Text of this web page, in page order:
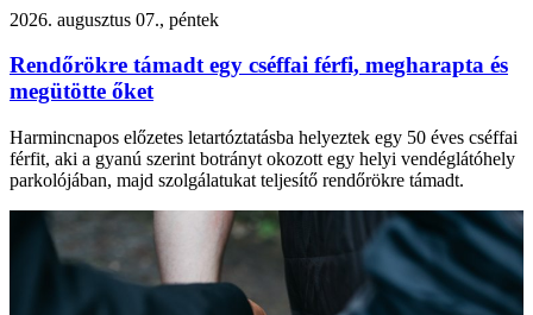
2026. augusztus 07., péntek
Rendőrökre támadt egy cséffai férfi, megharapta és
megütötte őket
Harmincnapos előzetes letartóztatásba helyeztek egy 50 éves cséffai
férfit, aki a gyanú szerint botrányt okozott egy helyi vendéglátóhely
parkolójában, majd szolgálatukat teljesítő rendőrökre támadt.